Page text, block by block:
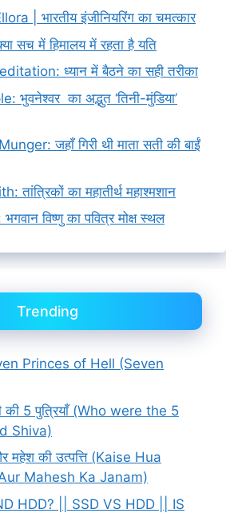
| भारतीय इंजीनियरिंग का चमत्कार
सच में हिमालय में रहता है यति
ध्यान में बैठने का सही तरीका
का अद्भुत ‘तिनी-मुंडिया’
जहाँ गिरी थी माता सती की बाईं
का महातीर्थ महाश्मशान
विष्णु का पवित्र मोक्ष स्थल
Trending
Princes of Hell (Seven
की 5 पुत्रियाँ (Who were the 5
Shiva)
महेश की उत्पत्ति (Kaise Hua
Mahesh Ka Janam)
HDD? || SSD VS HDD || IS